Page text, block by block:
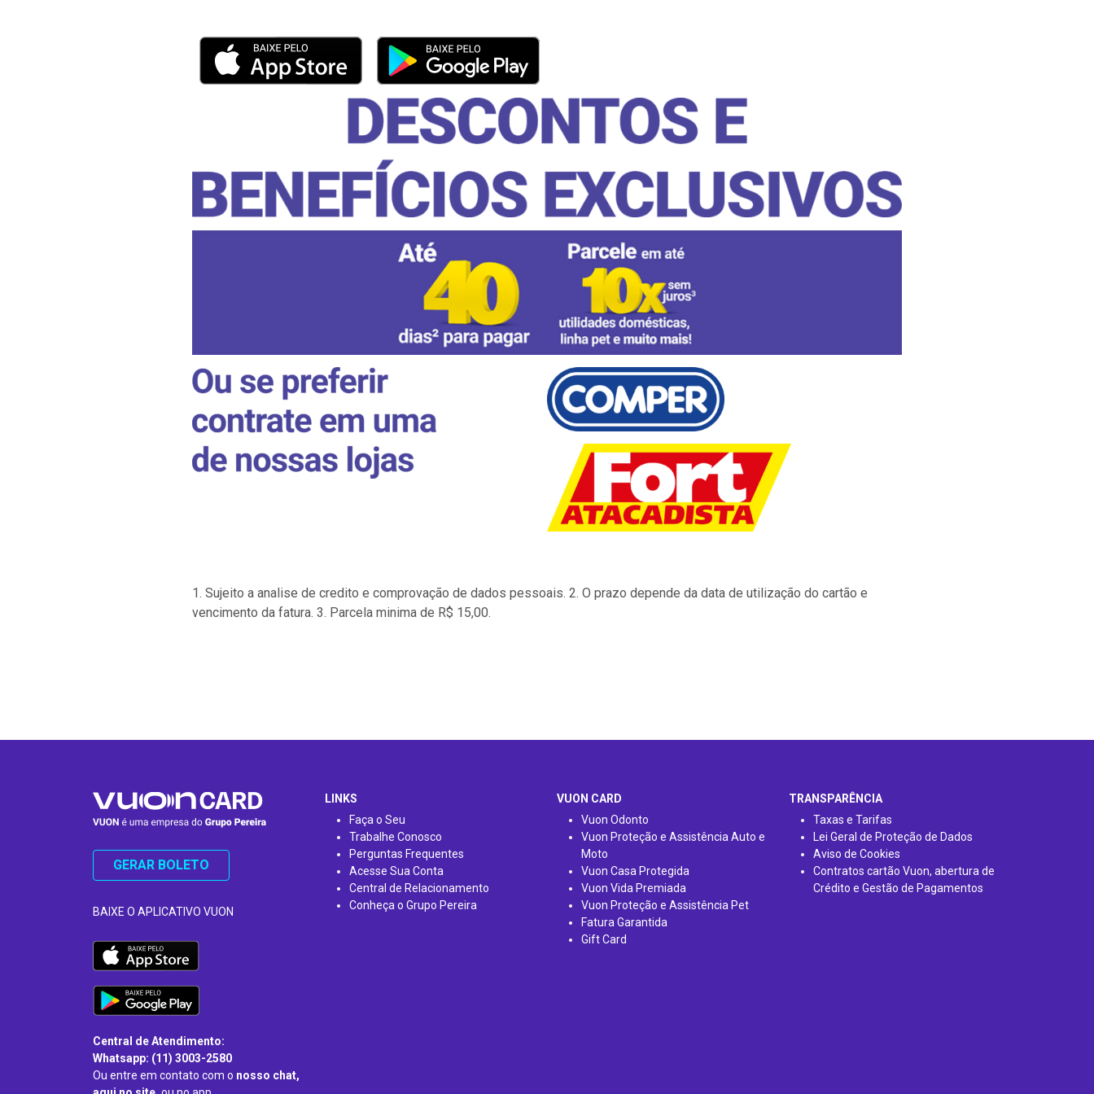
1. Sujeito a analise de credito e comprovação de dados pessoais. 2. O prazo depende da data de utilização do cartão e
vencimento da fatura. 3. Parcela minima de R$ 15,00.
GERAR BOLETO
BAIXE O APLICATIVO VUON
Central de Atendimento:
Whatsapp: (11) 3003-2580
Ou entre em contato com o nosso chat,
LINKS
Faça o Seu
Trabalhe Conosco
Perguntas Frequentes
Acesse Sua Conta
Central de Relacionamento
Conheça o Grupo Pereira
VUON CARD
Vuon Odonto
Vuon Proteção e Assistência Auto e
Moto
Vuon Casa Protegida
Vuon Vida Premiada
Vuon Proteção e Assistência Pet
Fatura Garantida
Gift Card
TRANSPARÊNCIA
Taxas e Tarifas
Lei Geral de Proteção de Dados
Aviso de Cookies
Contratos cartão Vuon, abertura de
Crédito e Gestão de Pagamentos